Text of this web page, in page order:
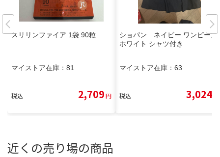
スリリンファイア 1袋 90粒
マイストア在庫： 81
税込 2,709円
ショパン ネイビー ワンピース
ホワイト シャツ付き
マイストア在庫： 63
税込 3,024
近くの売り場の商品